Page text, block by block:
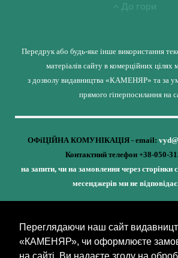
Переглядаючи наш сайт
«КАМЕНЯР», чи оформлюєте
на сайті, Ви надаєте згоду на
До гори
Передрук або будь-яке інше використання
матеріалів сайту в комерційних
з дозволу видавництва «КАМЕНЯР» та за
прямого гіперпосилання на
ОФіЦІЙНА КОМУНІКАЦІЯ - email:
Контактний телефон +38-050-
на запити, чи на замовлення через сторінки
месенджерів ми не
Кожне наше видання - це внесок у
у збереження ідентичності та неминучу